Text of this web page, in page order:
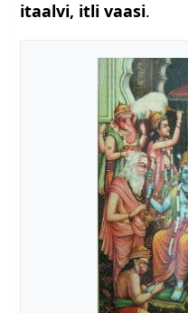
itaalvi, itli vaasi.